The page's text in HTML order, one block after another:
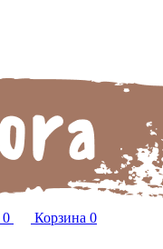
0 Корзина 0